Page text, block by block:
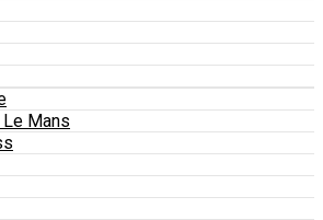
Mans